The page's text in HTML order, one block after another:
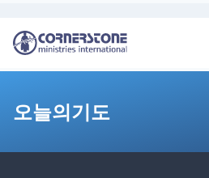
오늘의기도